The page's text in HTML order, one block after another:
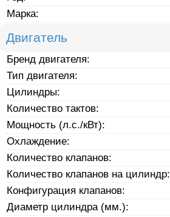
Марка:
Двигатель
Бренд двигателя:
Тип двигателя:
Цилиндры:
Количество тактов:
Мощность (л.с./кВт):
Охлаждение:
Количество клапанов:
Количество клапанов на цилиндр:
Конфигурация клапанов:
Диаметр цилиндра (мм.):